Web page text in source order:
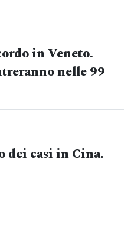
in Veneto.
nelle 99
dei casi in Cina.